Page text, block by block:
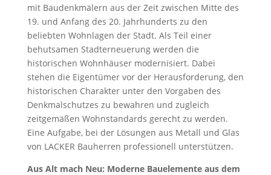
mit Baudenkmälern aus der Zeit zwischen Mitte des
19. und Anfang des 20. Jahrhunderts zu den
beliebten Wohnlagen der Stadt. Als Teil einer
behutsamen Stadterneuerung werden die
historischen Wohnhäuser modernisiert. Dabei
stehen die Eigentümer vor der Herausforderung, den
historischen Charakter unter den Vorgaben des
Denkmalschutzes zu bewahren und zugleich
zeitgemäßen Wohnstandards gerecht zu werden.
Eine Aufgabe, bei der Lösungen aus Metall und Glas
von LACKER Bauherren professionell unterstützen.
Aus Alt mach Neu: Moderne Bauelemente aus dem